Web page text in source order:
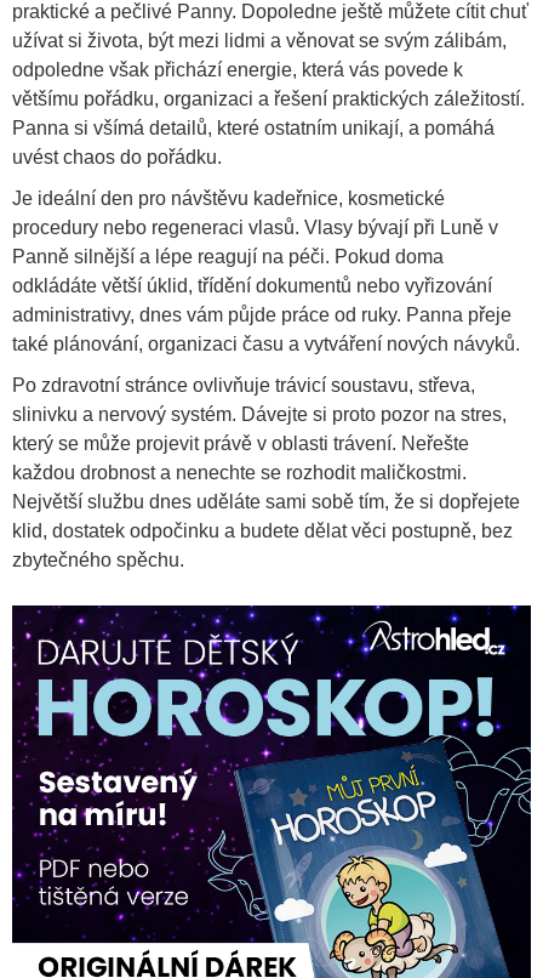
praktické a pečlivé Panny. Dopoledne ještě můžete cítit chuť
užívat si života, být mezi lidmi a věnovat se svým zálibám,
odpoledne však přichází energie, která vás povede k
většímu pořádku, organizaci a řešení praktických záležitostí.
Panna si všímá detailů, které ostatním unikají, a pomáhá
uvést chaos do pořádku.
Je ideální den pro návštěvu kadeřnice, kosmetické
procedury nebo regeneraci vlasů. Vlasy bývají při Luně v
Panně silnější a lépe reagují na péči. Pokud doma
odkládáte větší úklid, třídění dokumentů nebo vyřizování
administrativy, dnes vám půjde práce od ruky. Panna přeje
také plánování, organizaci času a vytváření nových návyků.
Po zdravotní stránce ovlivňuje trávicí soustavu, střeva,
slinivku a nervový systém. Dávejte si proto pozor na stres,
který se může projevit právě v oblasti trávení. Neřešte
každou drobnost a nenechte se rozhodit maličkostmi.
Největší službu dnes uděláte sami sobě tím, že si dopřejete
klid, dostatek odpočinku a budete dělat věci postupně, bez
zbytečného spěchu.